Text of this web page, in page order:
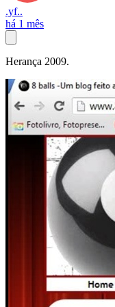
.yf..
há 1 mês
Herança 2009.